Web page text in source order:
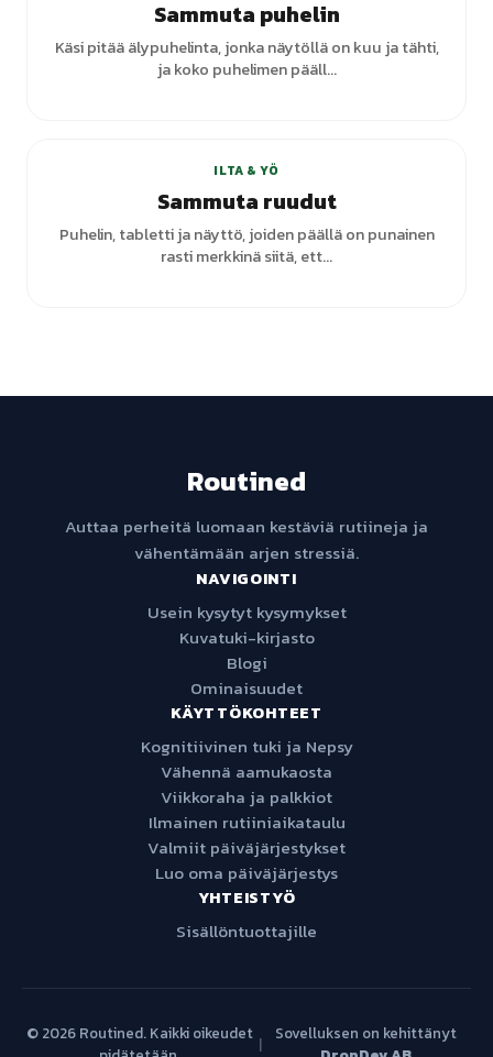
Sammuta puhelin
Käsi pitää älypuhelinta, jonka näytöllä on kuu ja tähti,
ja koko puhelimen pääll...
ILTA & YÖ
Sammuta ruudut
Puhelin, tabletti ja näyttö, joiden päällä on punainen
rasti merkkinä siitä, ett...
Routined
Auttaa perheitä luomaan kestäviä rutiineja ja
vähentämään arjen stressiä.
NAVIGOINTI
Usein kysytyt kysymykset
Kuvatuki-kirjasto
Blogi
Ominaisuudet
KÄYTTÖKOHTEET
Kognitiivinen tuki ja Nepsy
Vähennä aamukaosta
Viikkoraha ja palkkiot
Ilmainen rutiiniaikataulu
Valmiit päiväjärjestykset
Luo oma päiväjärjestys
YHTEISTYÖ
Sisällöntuottajille
© 2026 Routined. Kaikki oikeudet |
Sovelluksen on kehittänyt